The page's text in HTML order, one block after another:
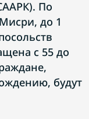
По
до 1
с 55 до
будут